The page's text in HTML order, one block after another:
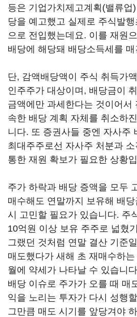
등은 기업가치제고계획(밸류업
당을 예고했고 실제로 주식발
으로 전입했는데요. 이를 재원
배당에 해당돼 배당소득세를
단, 감액배당액이 주식 취득가
인주주가 대상이며, 배당금이
금액에만 과세한다는 것이어서
속한 배당 계획 자체를 취소하
니다. 또 증권사들 중엔 자사주
최대주주로선 자사주 처분과
통한 재원 확보가 필요한 상황
주가 하락과 배당 증액을 모두
매수해도 연말까지 보유해 배
시 고민할 필요가 있습니다. 주
10억원 이상 보유 주주로 넓혔
그랬던 것처럼 연말 결산 기준
매도했다가 새해 초 재매수하
월에 약세가 나타날 수 있습니
배당 이슈로 주가가 오를 때 매
익을 노리는 투자가 다시 성행
그만큼 매도 시기를 앞당겨야